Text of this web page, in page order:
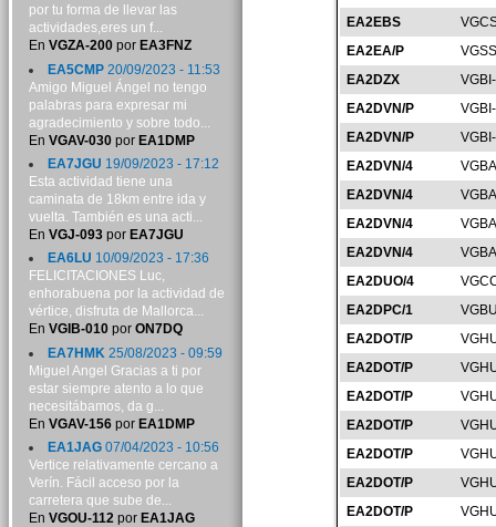
EA2EBS
EA2EA/P
EA2DZX
EA2DVN/P
EA2DVN/P
EA2DVN/4
EA2DVN/4
EA2DVN/4
EA2DVN/4
EA2DUO/4
EA2DPC/1
EA2DOT/P
EA2DOT/P
EA2DOT/P
EA2DOT/P
EA2DOT/P
EA2DOT/P
EA2DOT/P
por tu forma de llevar las
actividades,eres un f...
En VGZA-200por EA3FNZ
EA5CMP20/09/2023 - 11:53
Amigo Miguel Ángel no tengo
palabras para expresar mi
agradecimiento y sobre todo...
En VGAV-030por EA1DMP
EA7JGU 19/09/2023 - 17:12
Esta actividad tiene una
caminata de 18km entre ida y
vuelta. También es una acti...
En VGJ-093por EA7JGU
EA6LU 10/09/2023 - 17:36
FELICITACIONES Luc,
enhorabuena por la actividad de
vértice, disfruta de Mallorca...
En VGIB-010por ON7DQ
EA7HMK 25/08/2023 - 09:59
Miguel Angel Gracias a ti por
estar siempre atento a lo que
necesitábamos, da g...
En VGAV-156por EA1DMP
EA1JAG07/04/2023 - 10:56
Vertice relativamente cercano a
Verín. Fácil acceso por la
carretera que sube de...
En VGOU-112por EA1JAG